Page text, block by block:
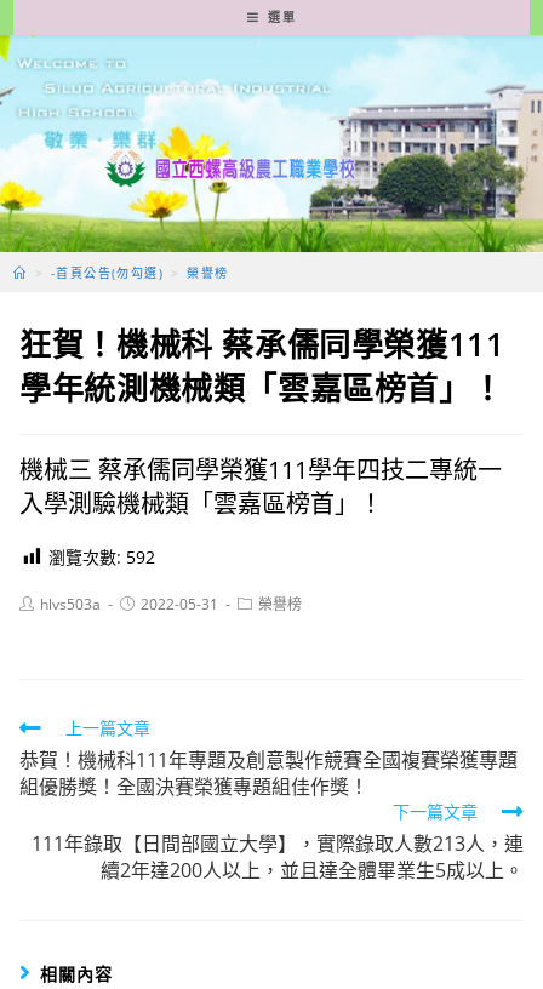
轉
至
要
容
選單
> -首頁公告(勿勾選) > 榮譽榜
狂賀！機械科 蔡承儒同學榮獲111
學年統測機械類「雲嘉區榜首」！
機械三 蔡承儒同學榮獲111學年四技二專統一
入學測驗機械類「雲嘉區榜首」！
瀏覽次數: 592
Posthlvs503a
Post2022-05-31
Post榮譽榜
Read
more
articles
上一篇文章
恭賀！機械科111年專題及創意製作競賽全國複賽榮獲專題
組優勝獎！全國決賽榮獲專題組佳作獎！
下一篇文章
111年錄取【日間部國立大學】，實際錄取人數213人，連
續2年達200人以上，並且達全體畢業生5成以上。
相關內容